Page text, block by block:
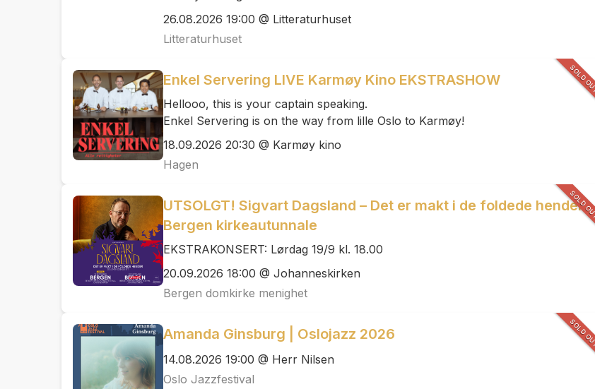
26.08.2026 19:00 @ Litteraturhuset
Litteraturhuset
Enkel Servering LIVE Karmøy Kino EKSTRASHOW
Hellooo, this is your captain speaking.
Enkel Servering is on the way from lille Oslo to Karmøy!
18.09.2026 20:30 @ Karmøy kino
Hagen
SOLD
UTSOLGT! Sigvart Dagsland – Det er makt i de foldede hender –
Bergen kirkeautunnale
EKSTRAKONSERT: Lørdag 19/9 kl. 18.00
20.09.2026 18:00 @ Johanneskirken
Bergen domkirke menighet
SOLD
Amanda Ginsburg | Oslojazz 2026
14.08.2026 19:00 @ Herr Nilsen
Oslo Jazzfestival
SOLD